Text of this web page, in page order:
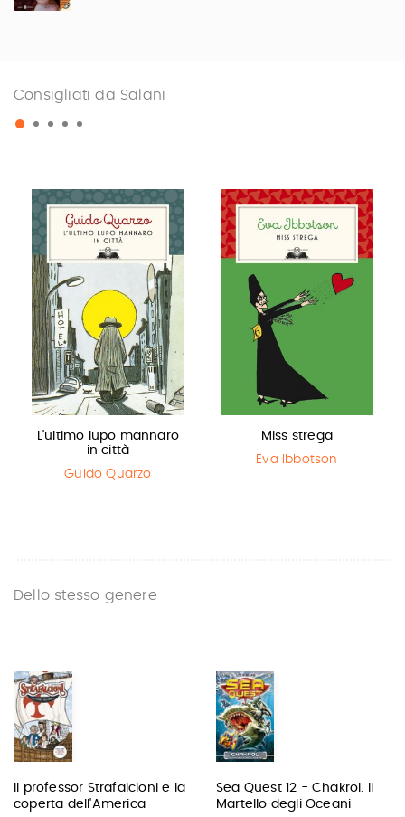
Consigliati da Salani
L'ultimo lupo mannaro
in città
Guido Quarzo
Miss strega
Eva Ibbotson
Dello stesso genere
Il professor Strafalcioni e la
coperta dell'America
Sea Quest 12 - Chakrol. Il
Martello degli Oceani